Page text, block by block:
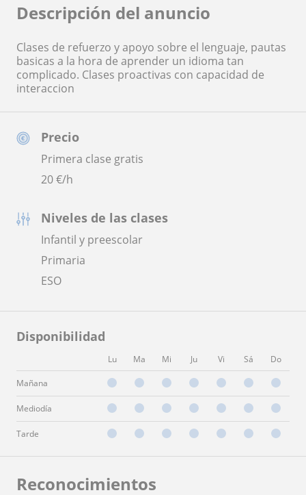
Precio
Primera clase gratis
20€/h
Niveles de las clases
Infantil y preescolar
Primaria
ESO
Disponibilidad
Lu Ma Mi Ju Vi Sá Do
Mañana
Mediodía
Tarde
Descripción del anuncio
Clases de refuerzo y apoyo sobre el lenguaje, pautas
basicas a la hora de aprender un idioma tan
complicado. Clases proactivas con capacidad de
interaccion
Reconocimientos